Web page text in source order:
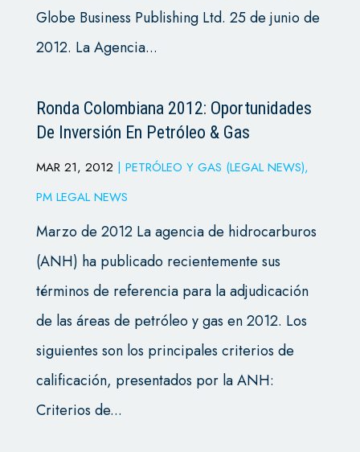
Globe Business Publishing Ltd. 25 de junio de
2012. La Agencia...
Ronda Colombiana 2012: Oportunidades
De Inversión En Petróleo & Gas
MAR 21, 2012 | PETRÓLEO Y GAS (LEGAL NEWS),
PM LEGAL NEWS
Marzo de 2012 La agencia de hidrocarburos
(ANH) ha publicado recientemente sus
términos de referencia para la adjudicación
de las áreas de petróleo y gas en 2012. Los
siguientes son los principales criterios de
calificación, presentados por la ANH:
Criterios de...